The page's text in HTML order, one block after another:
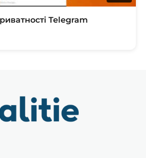
Telegram